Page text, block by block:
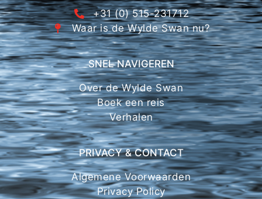
+31 (0) 515-231712
Waar is de Wylde Swan nu?
SNEL NAVIGEREN
Over de Wylde Swan
Boek een reis
Verhalen
PRIVACY & CONTACT
Algemene Voorwaarden
Privacy Policy